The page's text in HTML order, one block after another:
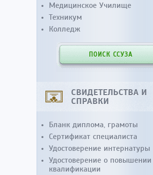
Медицинское Училище
Техникум
Колледж
ПОИСК ССУЗА
СВИДЕТЕЛЬСТВА И
СПРАВКИ
Бланк диплома, грамоты
Сертификат специалиста
Удостоверение интернатуры
Удостоверение о повышении
квалификации